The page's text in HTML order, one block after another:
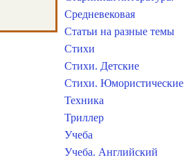
Средневековая
Статьи на разные темы
Стихи
Стихи. Детские
Стихи. Юмористические
Техника
Триллер
Учеба
Учеба. Английский